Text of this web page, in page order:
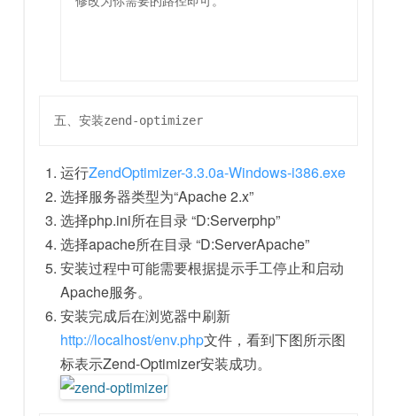
五、安装zend-optimizer
运行ZendOptimizer-3.3.0a-Windows-i386.exe
选择服务器类型为“Apache 2.x”
选择php.ini所在目录 “D:Serverphp”
选择apache所在目录 “D:ServerApache”
安装过程中可能需要根据提示手工停止和启动
Apache服务。
安装完成后在浏览器中刷新
http://localhost/env.php文件，看到下图所示图
标表示Zend-Optimizer安装成功。